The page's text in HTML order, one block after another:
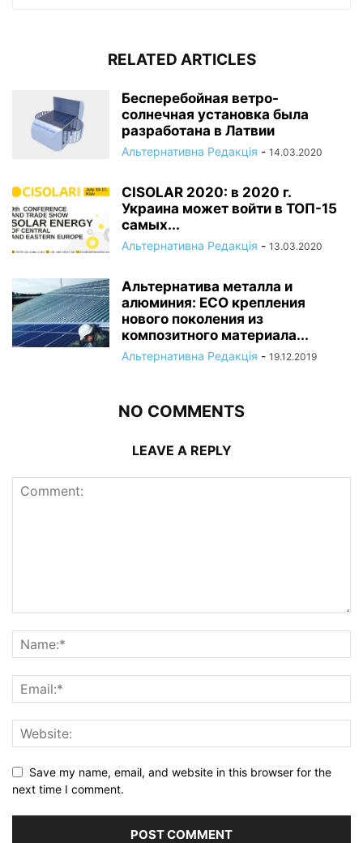
RELATED ARTICLES
Бесперебойная ветро-
солнечная установка была
разработана в Латвии
Альтернативна Редакція - 14.03.2020
CISOLAR 2020: в 2020 г.
Украина может войти в ТОП-15
самых...
Альтернативна Редакція - 13.03.2020
Альтернатива металла и
алюминия: ECO крепления
нового поколения из
композитного материала...
Альтернативна Редакція - 19.12.2019
NO COMMENTS
LEAVE A REPLY
Save my name, email, and website in this browser for the
next time I comment.